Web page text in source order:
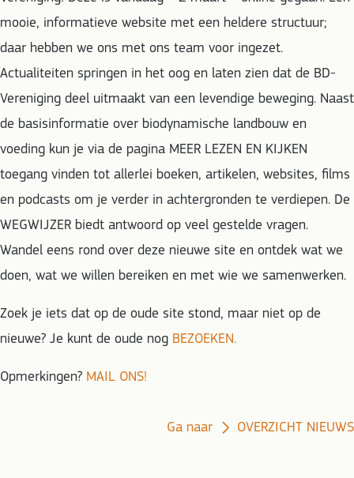
mooie, informatieve website met een heldere structuur;
daar hebben we ons met ons team voor ingezet.
Actualiteiten springen in het oog en laten zien dat de BD-
Vereniging deel uitmaakt van een levendige beweging. Naast
de basisinformatie over biodynamische landbouw en
voeding kun je via de pagina MEER LEZEN EN KIJKEN
toegang vinden tot allerlei boeken, artikelen, websites, films
en podcasts om je verder in achtergronden te verdiepen. De
WEGWIJZER biedt antwoord op veel gestelde vragen.
Wandel eens rond over deze nieuwe site en ontdek wat we
doen, wat we willen bereiken en met wie we samenwerken.
Zoek je iets dat op de oude site stond, maar niet op de
nieuwe? Je kunt de oude nog BEZOEKEN.
Opmerkingen? MAIL ONS!
Ga naar OVERZICHT NIEUWS